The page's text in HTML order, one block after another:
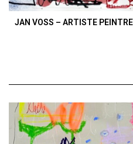
JAN VOSS – ARTISTE PEINTRE